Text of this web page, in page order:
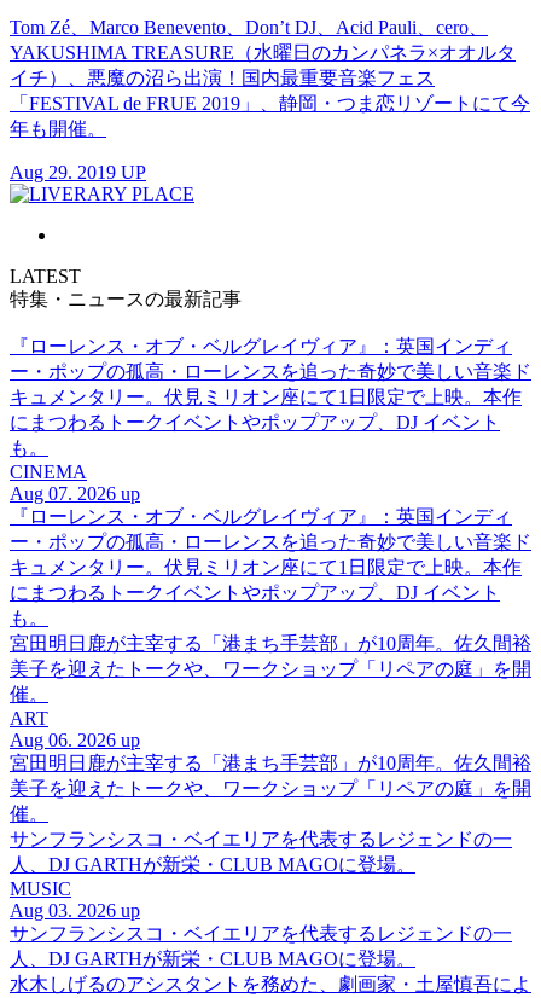
Tom Zé、Marco Benevento、Don’t DJ、Acid Pauli、cero、
YAKUSHIMA TREASURE（水曜日のカンパネラ×オオルタ
イチ）、悪魔の沼ら出演！国内最重要音楽フェス
「FESTIVAL de FRUE 2019」、静岡・つま恋リゾートにて今
年も開催。
Aug 29. 2019 UP
LATEST
特集・ニュースの最新記事
『ローレンス・オブ・ベルグレイヴィア』：英国インディ
ー・ポップの孤高・ローレンスを追った奇妙で美しい音楽ド
キュメンタリー。伏見ミリオン座にて1日限定で上映。本作
にまつわるトークイベントやポップアップ、DJ イベント
も。
CINEMA
Aug 07. 2026 up
『ローレンス・オブ・ベルグレイヴィア』：英国インディ
ー・ポップの孤高・ローレンスを追った奇妙で美しい音楽ド
キュメンタリー。伏見ミリオン座にて1日限定で上映。本作
にまつわるトークイベントやポップアップ、DJ イベント
も。
宮田明日鹿が主宰する「港まち手芸部」が10周年。佐久間裕
美子を迎えたトークや、ワークショップ「リペアの庭」を開
催。
ART
Aug 06. 2026 up
宮田明日鹿が主宰する「港まち手芸部」が10周年。佐久間裕
美子を迎えたトークや、ワークショップ「リペアの庭」を開
催。
サンフランシスコ・ベイエリアを代表するレジェンドの一
人、DJ GARTHが新栄・CLUB MAGOに登場。
MUSIC
Aug 03. 2026 up
サンフランシスコ・ベイエリアを代表するレジェンドの一
人、DJ GARTHが新栄・CLUB MAGOに登場。
水木しげるのアシスタントを務めた、劇画家・土屋慎吾によ